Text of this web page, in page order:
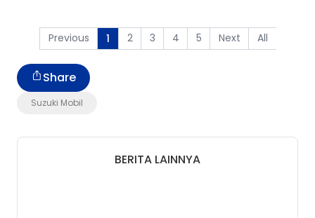
Previous 1 2 3 4 5 Next All
Suzuki Mobil
Share
BERITA LAINNYA